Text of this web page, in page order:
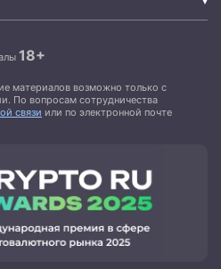
18+
материалов возможно только с
По вопросам сотрудничества
связи или по электронной почте